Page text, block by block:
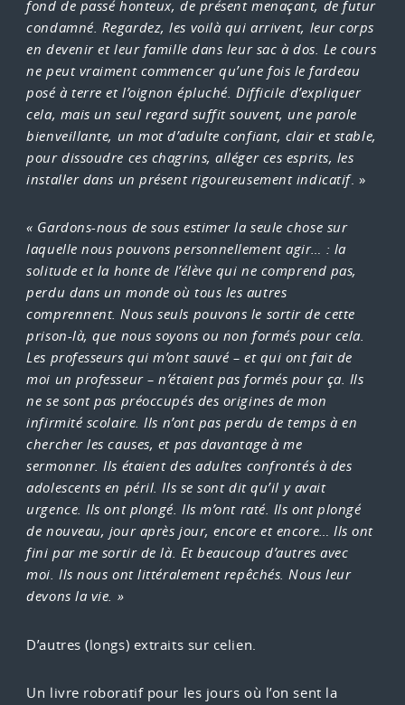
fond de passé honteux, de présent menaçant, de futur
condamné. Regardez, les voilà qui arrivent, leur corps
en devenir et leur famille dans leur sac à dos. Le cours
ne peut vraiment commencer qu’une fois le fardeau
posé à terre et l’oignon épluché. Difficile d’expliquer
cela, mais un seul regard suffit souvent, une parole
bienveillante, un mot d’adulte confiant, clair et stable,
pour dissoudre ces chagrins, alléger ces esprits, les
installer dans un présent rigoureusement indicatif. »
« Gardons-nous de sous estimer la seule chose sur
laquelle nous pouvons personnellement agir… : la
solitude et la honte de l’élève qui ne comprend pas,
perdu dans un monde où tous les autres
comprennent. Nous seuls pouvons le sortir de cette
prison-là, que nous soyons ou non formés pour cela.
Les professeurs qui m’ont sauvé – et qui ont fait de
moi un professeur – n’étaient pas formés pour ça. Ils
ne se sont pas préoccupés des origines de mon
infirmité scolaire. Ils n’ont pas perdu de temps à en
chercher les causes, et pas davantage à me
sermonner. Ils étaient des adultes confrontés à des
adolescents en péril. Ils se sont dit qu’il y avait
urgence. Ils ont plongé. Ils m’ont raté. Ils ont plongé
de nouveau, jour après jour, encore et encore… Ils ont
fini par me sortir de là. Et beaucoup d’autres avec
moi. Ils nous ont littéralement repêchés. Nous leur
devons la vie. »
D’autres (longs) extraits sur celien
Un livre roboratif pour les jours où l’on sent la